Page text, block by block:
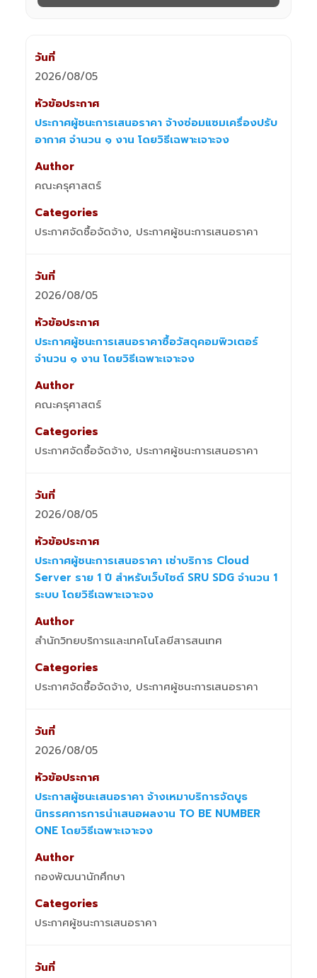
2026/08/05
ประกาศผู้ชนะการเสนอราคา จ้างซ่อมแซมเครื่องปรับ
อากาศ จำนวน ๑ งาน โดยวิธีเฉพาะเจาะจง
คณะครุศาสตร์
ประกาศจัดซื้อจัดจ้าง, ประกาศผู้ชนะการเสนอราคา
2026/08/05
ประกาศผู้ชนะการเสนอราคาซื้อวัสดุคอมพิวเตอร์
จำนวน ๑ งาน โดยวิธีเฉพาะเจาะจง
คณะครุศาสตร์
ประกาศจัดซื้อจัดจ้าง, ประกาศผู้ชนะการเสนอราคา
2026/08/05
ประกาศผู้ชนะการเสนอราคา เช่าบริการ Cloud
Server ราย 1 ปี สำหรับเว็บไซต์ SRU SDG จำนวน 1
ระบบ โดยวิธีเฉพาะเจาะจง
สำนักวิทยบริการและเทคโนโลยีสารสนเทศ
ประกาศจัดซื้อจัดจ้าง, ประกาศผู้ชนะการเสนอราคา
2026/08/05
ประกาสผู้ชนะเสนอราคา จ้างเหมาบริการจัดบูธ
นิทรรศการการนำเสนอผลงาน TO BE NUMBER
ONE โดยวิธีเฉพาะเจาะจง
กองพัฒนานักศึกษา
ประกาศผู้ชนะการเสนอราคา